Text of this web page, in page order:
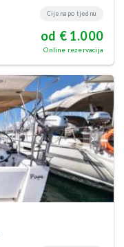
Cijena po tjednu
od € 1.000
Online rezervacija